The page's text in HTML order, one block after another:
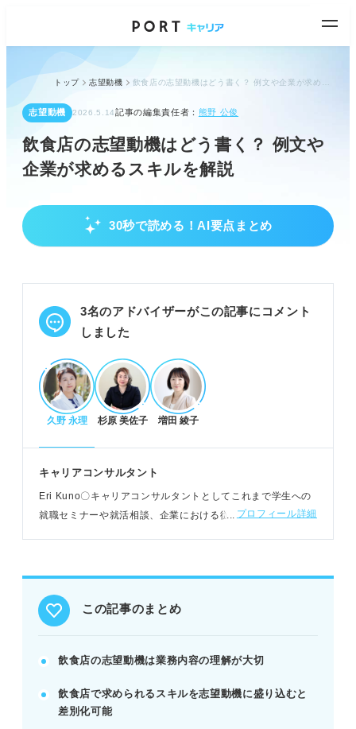
トップ 志望動機
志望動機 2026.5.14記事の編集責任者： 熊野 公俊
飲食店の志望動機はどう書く？ 例文や
企業が求めるスキルを解説
30秒で読める！AI要点まとめ
飲食店の志望動機作成の基本と企業視点
POINT：企業は志望度と自社とのマッチ度を重視す
る
飲食店で求められるスキルと働く魅力
ホール・調理など職務内容を理解し希望を明確に
アピール
顧客の反応や知識習得など働く魅力を伝える
POINT：自分の強みを飲食店の仕事内容と結びつけ
てアピールする
顧客目線だけでなく企業視点での貢献を意識する
経験やスキルに合わせた例文を参考に作成する
ールする
記事の該当箇所を見る
3名のアドバイザーがこの記事にコメント
しました
久野 永理 杉原 美佐子 増田 綾子
キャリアコンサルタント
Eri Kuno〇キャリアコンサルタントとしてこれまで学生への
就職セミナーや就活相談、企業における従業員へのキャリア
プロフィール詳細
この記事のまとめ
飲食店の志望動機は業務内容の理解が大切
飲食店で求められるスキルを志望動機に盛り込むと
差別化可能